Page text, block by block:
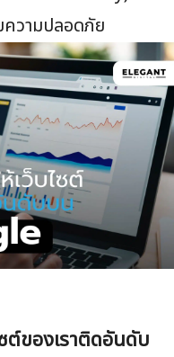
ความปลอดภัย
ต์ของเราติดอันดับ